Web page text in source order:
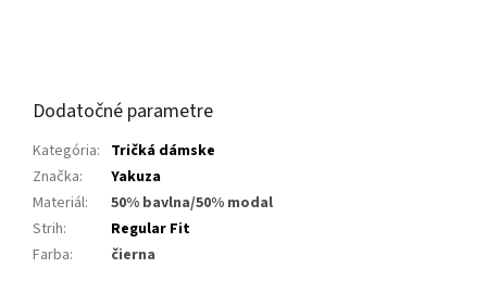
Dodatočné parametre
Kategória: Tričká dámske
Značka:
Yakuza
Materiál:
50% bavlna/50% modal
Strih:
Regular Fit
Farba: čierna